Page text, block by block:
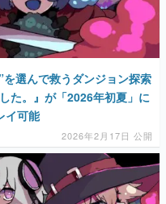
選んで救うダンジョン探索
た。』が「2026年初夏」に
イ可能
2026年2月17日 公開